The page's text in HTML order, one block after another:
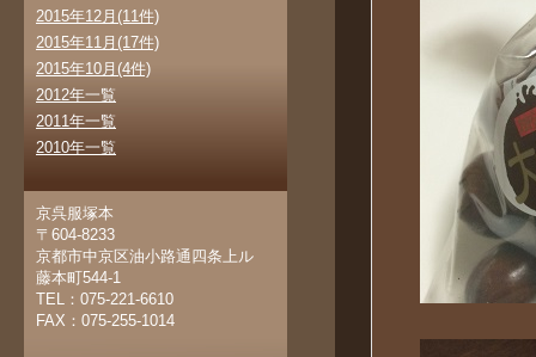
2015年12月(11件)
2015年11月(17件)
2015年10月(4件)
2012年一覧
2011年一覧
2010年一覧
京呉服塚本
〒604-8233
京都市中京区油小路通四条上ル
藤本町544-1
TEL：075-221-6610
FAX：075-255-1014